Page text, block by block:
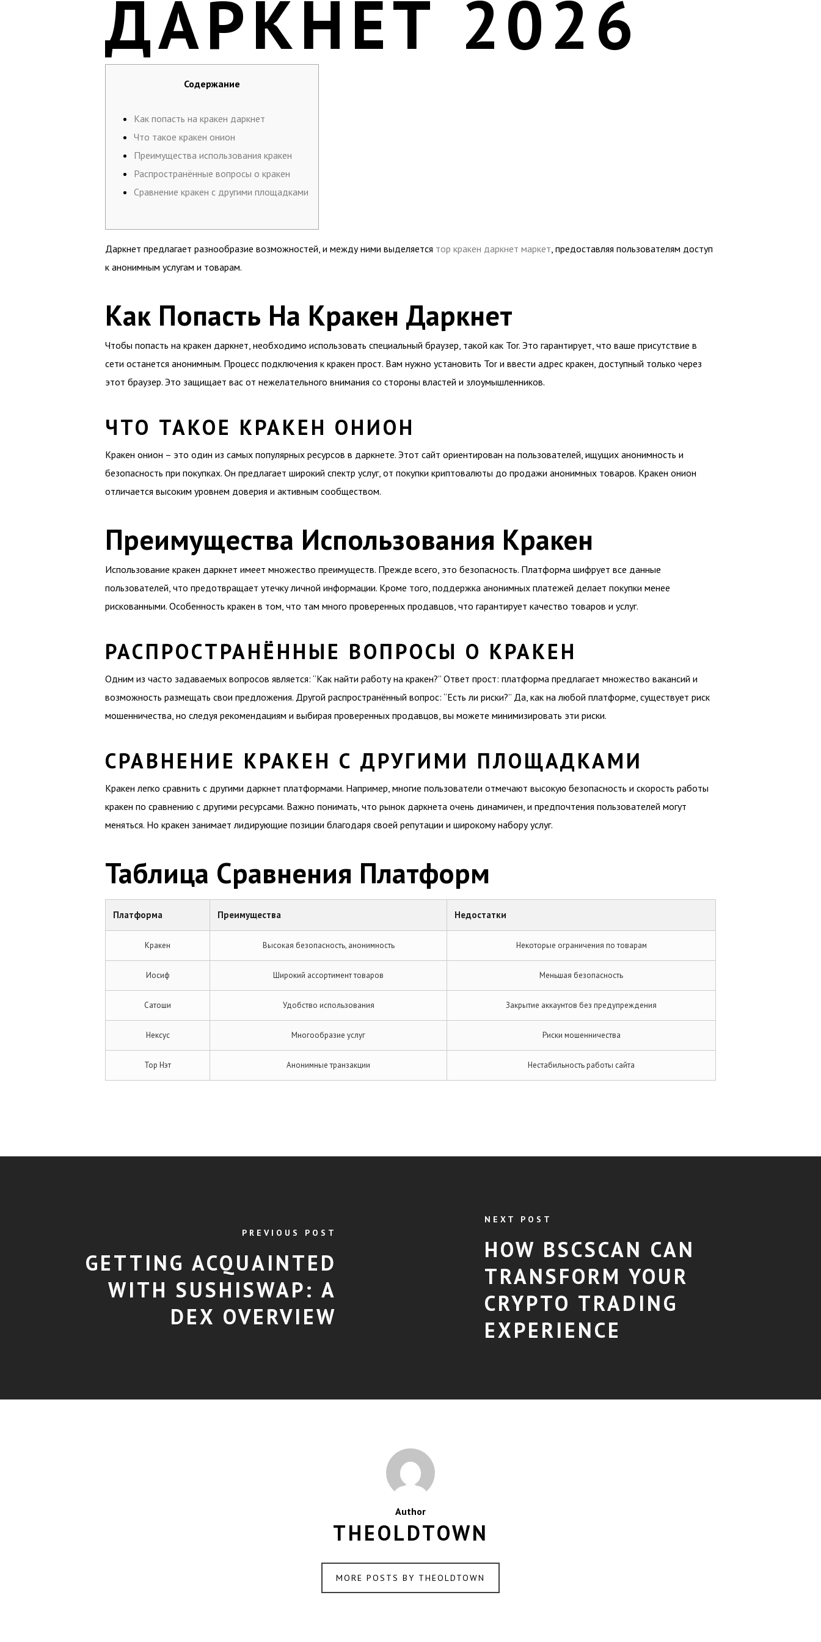
ДАРКНЕТ 2026
Содержание
Как попасть на кракен даркнет
Что такое кракен онион
Преимущества использования кракен
Распространённые вопросы о кракен
Сравнение кракен с другими площадками
Даркнет предлагает разнообразие возможностей, и между ними выделяется тор кракен даркнет маркет , предоставляя пользователям доступ
к анонимным услугам и товарам.
Как Попасть На Кракен Даркнет
Чтобы попасть на кракен даркнет, необходимо использовать специальный браузер, такой как Tor. Это гарантирует, что ваше присутствие в
сети останется анонимным. Процесс подключения к кракен прост. Вам нужно установить Tor и ввести адрес кракен, доступный только через
этот браузер. Это защищает вас от нежелательного внимания со стороны властей и злоумышленников.
ЧТО ТАКОЕ КРАКЕН ОНИОН
Кракен онион – это один из самых популярных ресурсов в даркнете. Этот сайт ориентирован на пользователей, ищущих анонимность и
безопасность при покупках. Он предлагает широкий спектр услуг, от покупки криптовалюты до продажи анонимных товаров. Кракен онион
отличается высоким уровнем доверия и активным сообществом.
Преимущества Использования Кракен
Использование кракен даркнет имеет множество преимуществ. Прежде всего, это безопасность. Платформа шифрует все данные
пользователей, что предотвращает утечку личной информации. Кроме того, поддержка анонимных платежей делает покупки менее
рискованными. Особенность кракен в том, что там много проверенных продавцов, что гарантирует качество товаров и услуг.
РАСПРОСТРАНЁННЫЕ ВОПРОСЫ О КРАКЕН
Одним из часто задаваемых вопросов является: “Как найти работу на кракен?” Ответ прост: платформа предлагает множество вакансий и
возможность размещать свои предложения. Другой распространённый вопрос: “Есть ли риски?” Да, как на любой платформе, существует риск
мошенничества, но следуя рекомендациям и выбирая проверенных продавцов, вы можете минимизировать эти риски.
СРАВНЕНИЕ КРАКЕН С ДРУГИМИ ПЛОЩАДКАМИ
Кракен легко сравнить с другими даркнет платформами. Например, многие пользователи отмечают высокую безопасность и скорость работы
кракен по сравнению с другими ресурсами. Важно понимать, что рынок даркнета очень динамичен, и предпочтения пользователей могут
меняться. Но кракен занимает лидирующие позиции благодаря своей репутации и широкому набору услуг.
Таблица Сравнения Платформ
Платформа Преимущества Недостатки
Кракен Высокая безопасность, анонимность Некоторые ограничения по товарам
Иосиф Широкий ассортимент товаров Меньшая безопасность
Сатоши Удобство использования Закрытие аккаунтов без предупреждения
Нексус Многообразие услуг Риски мошенничества
Тор Нэт Анонимные транзакции Нестабильность работы сайта
PREVIOUS POST
GETTING ACQUAINTED
WITH SUSHISWAP: A
DEX OVERVIEW
NEXT POST
HOW BSCSCAN CAN
TRANSFORM YOUR
CRYPTO TRADING
EXPERIENCE
Author
THEOLDTOWN
MORE POSTS BY THEOLDTOWN